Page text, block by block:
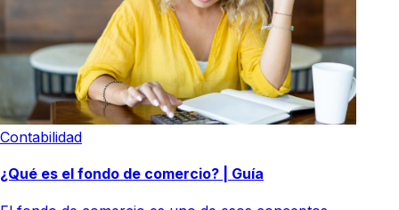
Contabilidad
¿Qué es el fondo de comercio? | Guía